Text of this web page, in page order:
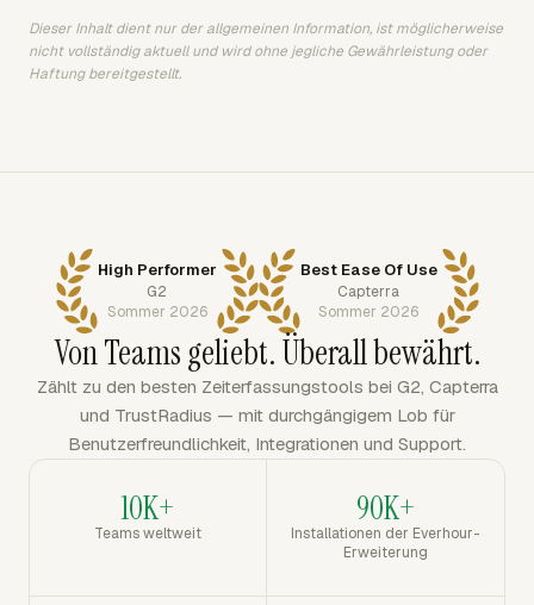
Dieser Inhalt dient nur der allgemeinen Information, ist möglicherweise
nicht vollständig aktuell und wird ohne jegliche Gewährleistung oder
Haftung bereitgestellt.
High Performer
G2
Sommer 2026
Best Ease Of Use
Capterra
Sommer 2026
Von Teams geliebt. Überall bewährt.
Zählt zu den besten Zeiterfassungstools bei G2, Capterra
und TrustRadius — mit durchgängigem Lob für
Benutzerfreundlichkeit, Integrationen und Support.
10K+
Teams weltweit
90K+
Installationen der Everhour-
Erweiterung